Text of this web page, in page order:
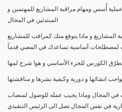
أُسس ومهام مراقبة المشاريع للمهتمين و
المبتدئين في المجال
المشاريع و ماذا يتوقع منك كمراقب للمشاريع
لمصطلحات أساسية تساعدك في المضي قدماً
انشائها و دورية وكيفية نشرها و مناقشتها
في المجال وماذا يجيب عمله للوصول لمنصاب
في نفس المجال تصل الى الرئيس التنفيذي